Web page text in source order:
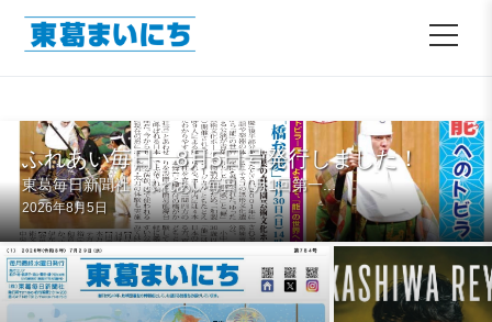
ふれあい毎日 8月5日号発行しました！
東葛毎日新聞社 ふれあい毎日（月1回第一...
2026年8月5日